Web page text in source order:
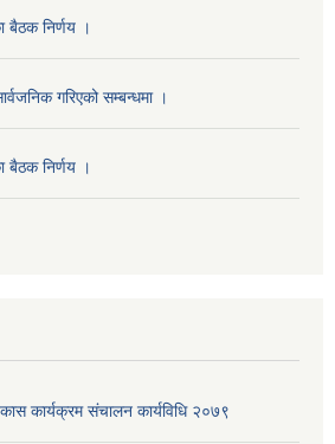
बैठक निर्णय ।
गरिएको सम्बन्धमा ।
बैठक निर्णय ।
कार्यक्रम संचालन कार्यविधि २०७९